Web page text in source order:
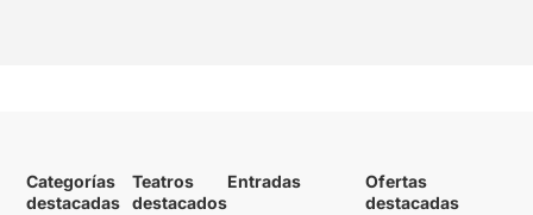
Categorías
destacadas
Teatros
destacados
Entradas
Ofertas
destacadas